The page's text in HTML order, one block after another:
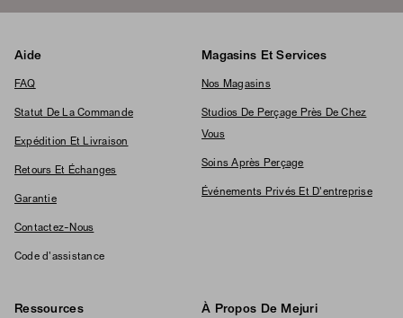
Aide
FAQ
Statut De La Commande
Expédition Et Livraison
Retours Et Échanges
Garantie
Contactez-Nous
Code d'assistance
Magasins Et Services
Nos Magasins
Studios De Perçage Près De Chez
Vous
Soins Après Perçage
Événements Privés Et D'entreprise
Ressources À Propos De Mejuri